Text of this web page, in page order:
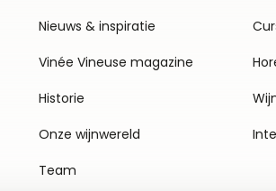
Nieuws & inspiratie
Vinée Vineuse magazine
Historie
Onze wijnwereld
Team